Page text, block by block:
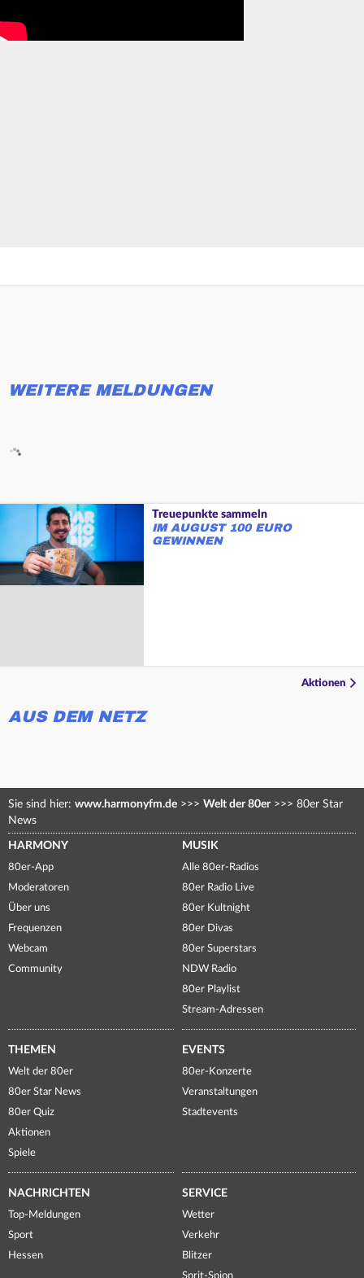
WEITERE MELDUNGEN
Treuepunkte sammeln
IM AUGUST 100 EURO
GEWINNEN
Aktionen
AUS DEM NETZ
Sie sind hier: www.harmonyfm.de >>> Welt der 80er >>> 80er Star
News
HARMONY
80er-App
Moderatoren
Über uns
Frequenzen
Webcam
Community
MUSIK
Alle 80er-Radios
80er Radio Live
80er Kultnight
80er Divas
80er Superstars
NDW Radio
80er Playlist
Stream-Adressen
THEMEN
Welt der 80er
80er Star News
80er Quiz
Aktionen
Spiele
EVENTS
80er-Konzerte
Veranstaltungen
Stadtevents
NACHRICHTEN
Top-Meldungen
Sport
Hessen
SERVICE
Wetter
Verkehr
Blitzer